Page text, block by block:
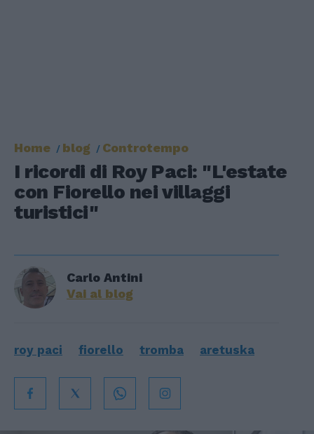
Home blog Controtempo
I ricordi di Roy Paci: "L'estate
con Fiorello nei villaggi
turistici"
Carlo Antini
Vai al blog
roy paci fiorello tromba aretuska